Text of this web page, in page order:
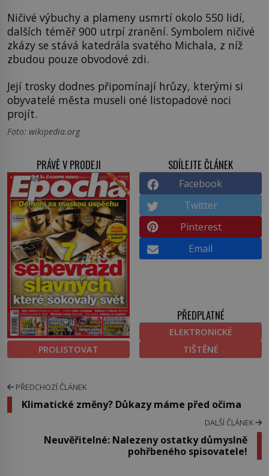
Ničivé výbuchy a plameny usmrtí okolo 550 lidí,
dalších téměř 900 utrpí zranění. Symbolem ničivé
zkázy se stává katedrála svatého Michala, z níž
zbudou pouze obvodové zdi.
Její trosky dodnes připomínají hrůzy, kterými si
obyvatelé města museli oné listopadové noci
projít.
Foto: wikipedia.org
PRÁVĚ V PRODEJI
PROLISTOVAT
SDÍLEJTE ČLÁNEK
Facebook
Twitter
Pinterest
Email
PŘEDPLATNÉ
ELEKTRONICKÉ
TIŠTĚNÉ
PŘEDCHOZÍ ČLÁNEK
Klimatické změny? Důkazy máme před očima
DALŠÍ ČLÁNEK
Neuvěřitelné: Nalezeny ostatky důmyslně
pohřbeného spisovatele!